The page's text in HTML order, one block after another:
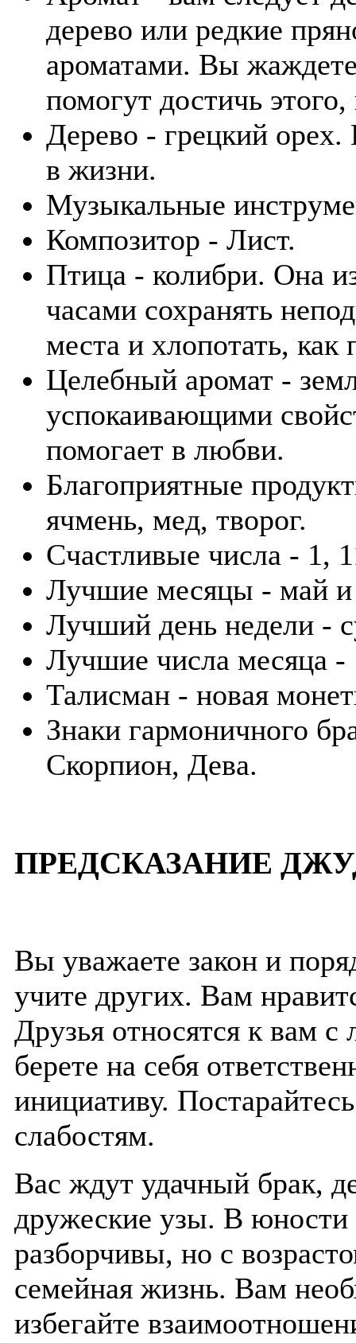
дерево или редкие
ароматами. Вы
помогут достичь
Дерево - грецкий
в жизни.
Музыкальные
Композитор - Лист.
Птица - колибри. Она
часами сохранять
места и хлопотать, как
Целебный аромат -
успокаивающими
помогает в любви.
Благоприятные
ячмень, мед, творог.
Счастливые числа - 1,
Лучшие месяцы - май
Лучший день недели -
Лучшие числа месяца -
Талисман - новая
Знаки гармоничного
Скорпион, Дева.
ПРЕДСКАЗАНИЕ
Вы уважаете закон и
учите других. Вам
Друзья относятся к вам
берете на себя
инициативу.
слабостям.
Вас ждут удачный брак,
дружеские узы. В
разборчивы, но с
семейная жизнь. Вам
избегайте